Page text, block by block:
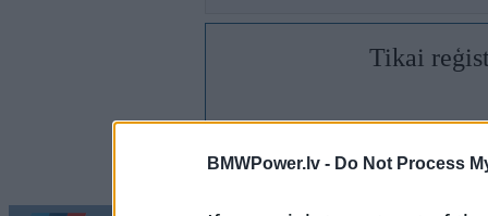
BMWPower.lv - Do Not Process
Tikai